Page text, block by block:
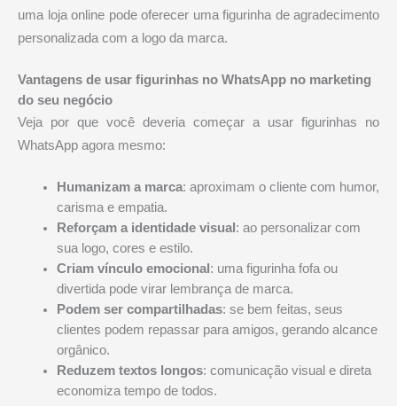
uma loja online pode oferecer uma figurinha de agradecimento
personalizada com a logo da marca.
Vantagens de usar figurinhas no WhatsApp no marketing
do seu negócio
Veja por que você deveria começar a usar figurinhas no
WhatsApp agora mesmo:
Humanizam a marca: aproximam o cliente com humor,
carisma e empatia.
Reforçam a identidade visual : ao personalizar com
sua logo, cores e estilo.
Criam vínculo emocional : uma figurinha fofa ou
divertida pode virar lembrança de marca.
Podem ser compartilhadas: se bem feitas, seus
clientes podem repassar para amigos, gerando alcance
orgânico.
Reduzem textos longos: comunicação visual e direta
economiza tempo de todos.